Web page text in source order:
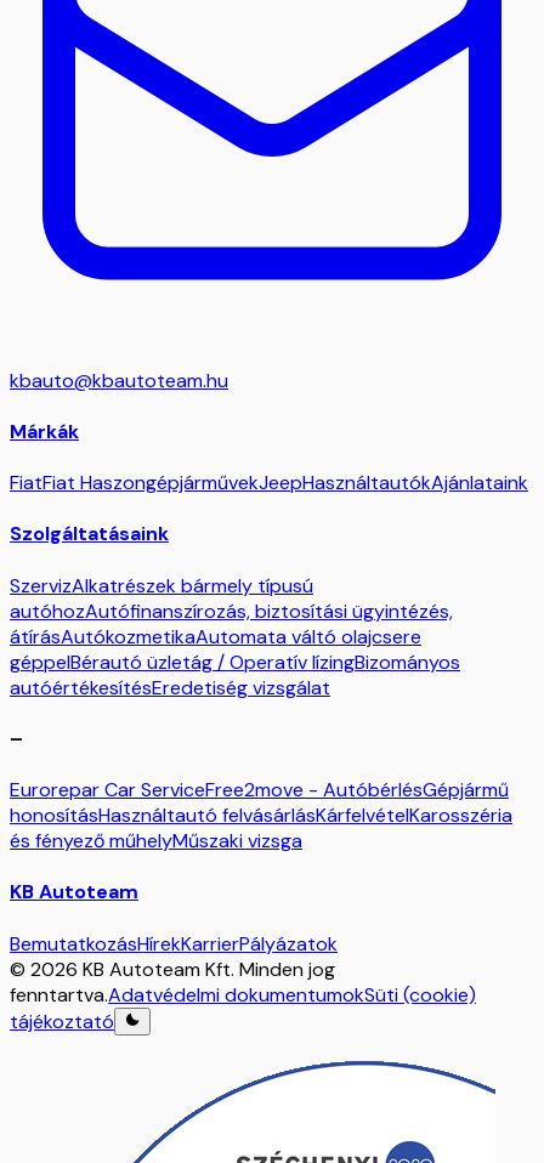
kbauto@kbautoteam.hu
Márkák
FiatFiat HaszongépjárművekJeepHasználtautókAjánlataink
Szolgáltatásaink
SzervizAlkatrészek bármely típusú
autóhozAutófinanszírozás, biztosítási ügyintézés,
átírásAutókozmetikaAutomata váltó olajcsere
géppelBérautó üzletág / Operatív lízingBizományos
autóértékesítésEredetiség vizsgálat
–
Eurorepar Car ServiceFree2move - AutóbérlésGépjármű
honosításHasználtautó felvásárlásKárfelvételKarosszéria
és fényező műhelyMűszaki vizsga
KB Autoteam
BemutatkozásHírekKarrierPályázatok
© 2026 KB Autoteam Kft. Minden jog
fenntartva.Adatvédelmi dokumentumokSüti (cookie)
tájékoztató